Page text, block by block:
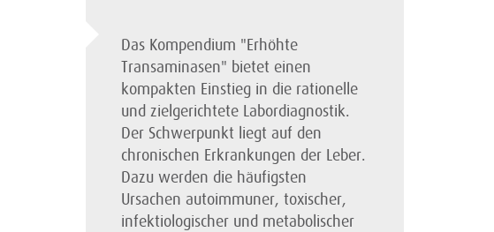
Das Kompendium "Erhöhte
Transaminasen" bietet einen
kompakten Einstieg in die rationelle
und zielgerichtete Labordiagnostik.
Der Schwerpunkt liegt auf den
chronischen Erkrankungen der Leber.
Dazu werden die häufigsten
Ursachen autoimmuner, toxischer,
infektiologischer und metabolischer